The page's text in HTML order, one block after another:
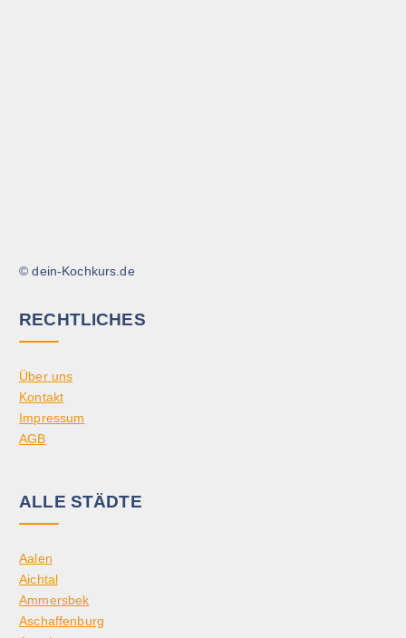
© dein-Kochkurs.de
RECHTLICHES
Über uns
Kontakt
Impressum
AGB
ALLE STÄDTE
Aalen
Aichtal
Ammersbek
Aschaffenburg